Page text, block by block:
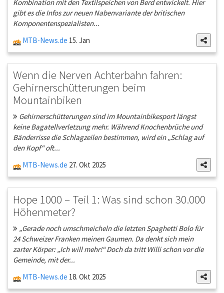
Kombination mit den Textilspeichen von Berd entwickelt. Hier
gibt es die Infos zur neuen Nabenvariante der britischen
Komponentenspezialisten...
MTB-News.de 15. Jan
Wenn die Nerven Achterbahn fahren:
Gehirnerschütterungen beim
Mountainbiken
Gehirnerschütterungen sind im Mountainbikesport längst
keine Bagatellverletzung mehr. Während Knochenbrüche und
Bänderrisse die Schlagzeilen bestimmen, wird ein „Schlag auf
den Kopf“ oft...
MTB-News.de 27. Okt 2025
Hope 1000 – Teil 1: Was sind schon 30.000
Höhenmeter?
„Gerade noch umschmeicheln die letzten Spaghetti Bolo für
24 Schweizer Franken meinen Gaumen. Da denkt sich mein
zarter Körper: „Ich will mehr!“ Doch da tritt Willi schon vor die
Gemeinde, mit der...
MTB-News.de 18. Okt 2025